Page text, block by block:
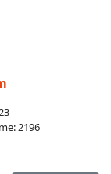
2196